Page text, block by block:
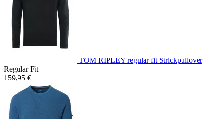
TOM RIPLEY regular fit Strickpullover
Regular Fit
159,95 €